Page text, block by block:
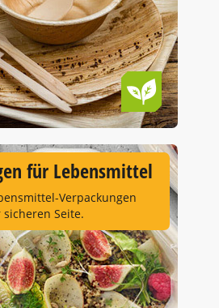
für Lebensmittel
Verpackungen
Seite.